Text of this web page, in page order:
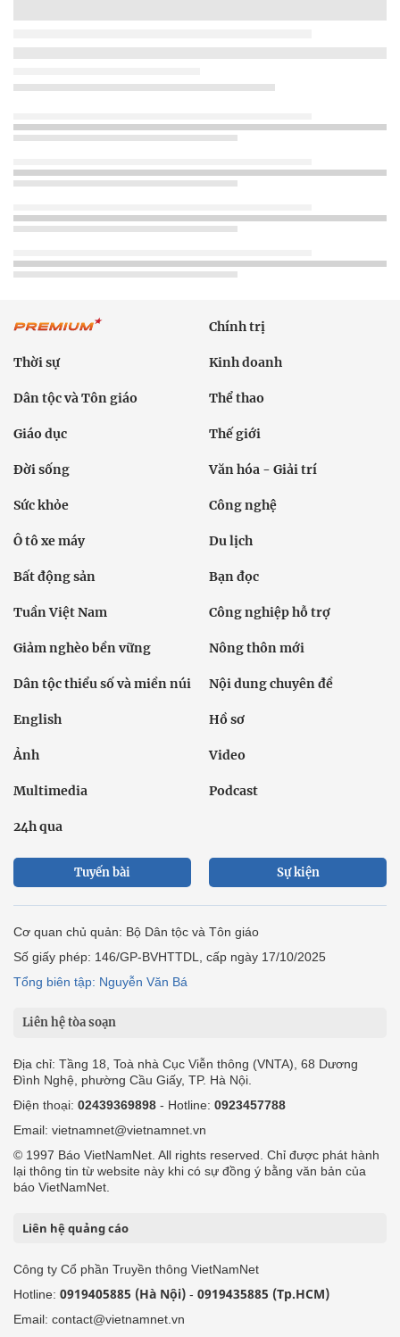
Chính trị
Thời sự Kinh doanh
Dân tộc và Tôn giáo Thể thao
Giáo dục Thế giới
Đời sống Văn hóa - Giải trí
Sức khỏe Công nghệ
Ô tô xe máy Du lịch
Bất động sản Bạn đọc
Tuần Việt Nam Công nghiệp hỗ trợ
Giảm nghèo bền vững Nông thôn mới
Dân tộc thiểu số và miền núi Nội dung chuyên đề
English Hồ sơ
Ảnh Video
Multimedia Podcast
24h qua
Tuyến bài Sự kiện
Cơ quan chủ quản: Bộ Dân tộc và Tôn giáo
Số giấy phép: 146/GP-BVHTTDL, cấp ngày 17/10/2025
Tổng biên tập: Nguyễn Văn Bá
Liên hệ tòa soạn
Địa chỉ: Tầng 18, Toà nhà Cục Viễn thông (VNTA), 68 Dương
Đình Nghệ, phường Cầu Giấy, TP. Hà Nội.
Điện thoại: 02439369898 - Hotline: 0923457788
Email: vietnamnet@vietnamnet.vn
© 1997 Báo VietNamNet. All rights reserved. Chỉ được phát hành
lại thông tin từ website này khi có sự đồng ý bằng văn bản của
báo VietNamNet.
Liên hệ quảng cáo
Công ty Cổ phần Truyền thông VietNamNet
Hotline: 0919405885 (Hà Nội) - 0919435885 (Tp.HCM)
Email: contact@vietnamnet.vn